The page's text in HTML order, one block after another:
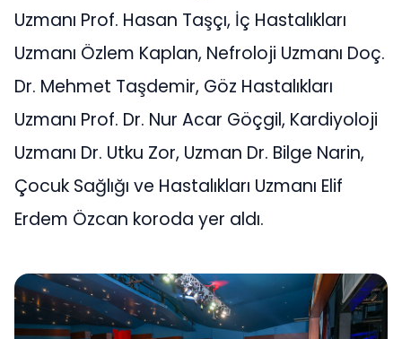
Uzmanı Prof. Hasan Taşçı, İç Hastalıkları
Uzmanı Özlem Kaplan, Nefroloji Uzmanı Doç.
Dr. Mehmet Taşdemir, Göz Hastalıkları
Uzmanı Prof. Dr. Nur Acar Göçgil, Kardiyoloji
Uzmanı Dr. Utku Zor, Uzman Dr. Bilge Narin,
Çocuk Sağlığı ve Hastalıkları Uzmanı Elif
Erdem Özcan koroda yer aldı.